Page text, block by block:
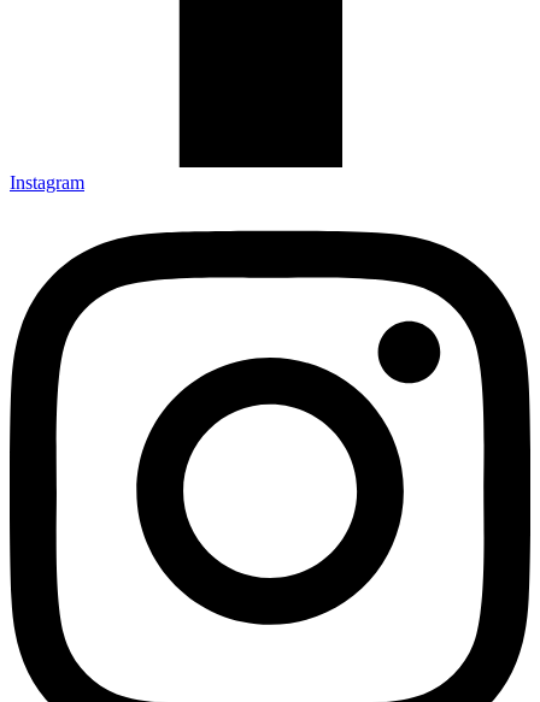
Instagram